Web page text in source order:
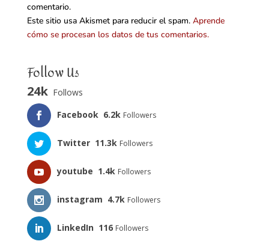
comentario.
Este sitio usa Akismet para reducir el spam. Aprende
cómo se procesan los datos de tus comentarios.
Follow Us
24k Follows
Facebook 6.2k Followers
Twitter 11.3k Followers
youtube 1.4k Followers
instagram 4.7k Followers
LinkedIn 116 Followers